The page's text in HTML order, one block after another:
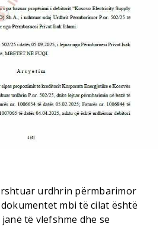
urdhrin përmbarimor
mbi të cilat është
të vlefshme dhe se